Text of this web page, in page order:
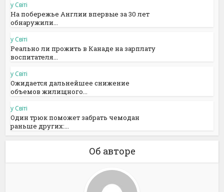
у Світі
На побережье Англии впервые за 30 лет
обнаружили...
у Світі
Реально ли прожить в Канаде на зарплату
воспитателя...
у Світі
Ожидается дальнейшее снижение
объемов жилищного...
у Світі
Один трюк поможет забрать чемодан
раньше других:...
Об авторе